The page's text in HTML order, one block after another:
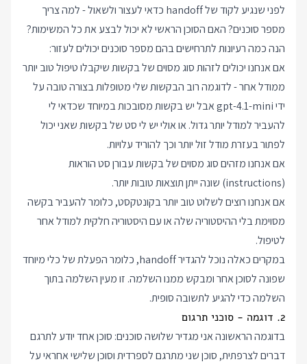
לפני שנגיע לקוד של handoff כדאי לעצור ולשאול - למה צריך
מספר סוכנים? האם הסוכן הראשי לא יכול לבצע את כל המשימות?
הנה כמה רעיונות לתרחישים בהם מספר סוכנים יכולים לעזור:
אם אנחנו יכולים לזהות סוג מסוים של בקשות שיקבלו טיפול טוב יותר
ממודל אחר - לדוגמה רוב הבקשות שלי מטופלות בצורה טובה על
ידי gpt-4.1-mini אבל יש בקשות מסובכות במיוחד שכדאי לי
להעביר למודל יותר גדול. או אולי יש לי סט של בקשות שאני יכול
לפתור בעזרת מודל זול יותר וכך להוריד עלויות.
אם אנחנו מזהים סוג מסוים של בקשות עבורן סט הוראות
(instructions) שונה ייתן תוצאות טובות יותר.
אם אנחנו רוצים לשלוט טוב יותר בקונטקסט, כלומר להעביר בקשה
מסוימת בלי ההיסטוריה שלה או עם היסטוריה חלקית למודל אחר
לטיפול.
במקרים כאלה נוכל להגדיר handoff, כלומר הפעלת של כלי מיוחד
שפונה לסוכן אחר ומבקש ממנו השלמה. זו מעין השלמה בתוך
השלמה כדי להגיע לתשובה סופית.
2. דוגמה - סוכני תרגום
בדוגמה הראשונה אני מגדיר שלושה סוכנים: סוכן אחד יודע לתרגם
דברים לצרפתית, סוכן שני מתרגם לספרדית וסוכן שלישי אחראי על